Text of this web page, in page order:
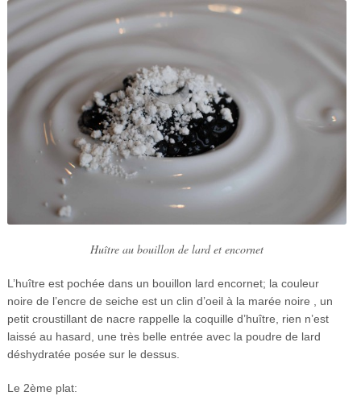
Huître au bouillon de lard et encornet
L’huître est pochée dans un bouillon lard encornet; la couleur
noire de l’encre de seiche est un clin d’oeil à la marée noire , un
petit croustillant de nacre rappelle la coquille d’huître, rien n’est
laissé au hasard, une très belle entrée avec la poudre de lard
déshydratée posée sur le dessus.
Le 2ème plat: